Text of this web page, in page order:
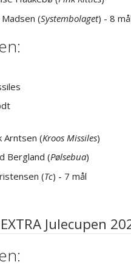
(Systembolaget) - 8
Arntsen (Kroos Missiles)
Bergland (Pølsebua)
(Tc) - 7 mål
Julecupen